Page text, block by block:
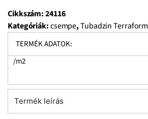
Cikkszám:24116
Kategóriák:csempe,Tubadzin Terraform
TERMÉK ADATOK:
/m2
Termék leírás